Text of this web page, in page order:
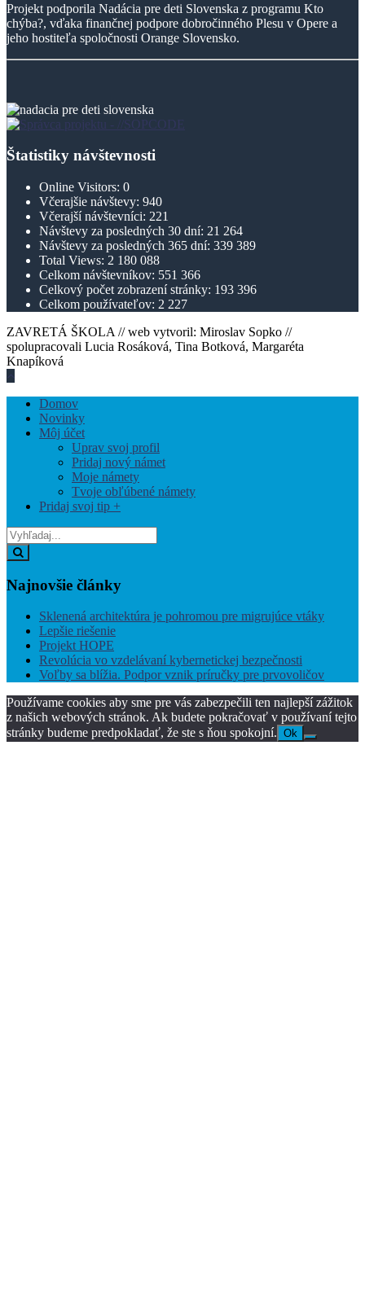
Projekt podporila Nadácia pre deti Slovenska z programu Kto
chýba?, vďaka finančnej podpore dobročinného Plesu v Opere a
jeho hostiteľa spoločnosti Orange Slovensko.
Štatistiky návštevnosti
Online Visitors: 0
Včerajšie návštevy: 940
Včerajší návštevníci: 221
Návštevy za posledných 30 dní: 21 264
Návštevy za posledných 365 dní: 339 389
Total Views: 2 180 088
Celkom návštevníkov: 551 366
Celkový počet zobrazení stránky: 193 396
Celkom používateľov: 2 227
ZAVRETÁ ŠKOLA // web vytvoril: Miroslav Sopko //
spolupracovali Lucia Rosáková, Tina Botková, Margaréta
Knapíková
Blízkosti
Offcanvas
Domov
Novinky
Môj účet
Uprav svoj profil
Pridaj nový námet
Moje námety
Tvoje obľúbené námety
Pridaj svoj tip +
Vyhľadaj
z:
Najnovšie články
Sklenená architektúra je pohromou pre migrujúce vtáky
Lepšie riešenie
Projekt HOPE
Revolúcia vo vzdelávaní kybernetickej bezpečnosti
Voľby sa blížia. Podpor vznik príručky pre prvovoličov
Používame cookies aby sme pre vás zabezpečili ten najlepší zážitok
z našich webových stránok. Ak budete pokračovať v používaní tejto
stránky budeme predpokladať, že ste s ňou spokojní. Ok